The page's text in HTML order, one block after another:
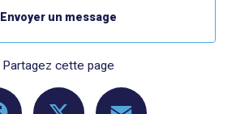
Envoyer un message
Partagez cette page
Facebook